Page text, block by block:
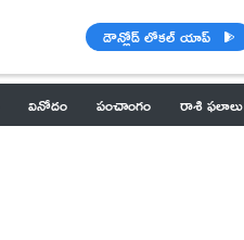
డౌన్లోడ్ లోకల్ యాప్
వినోదం పంచాంగం రాశి ఫలాలు